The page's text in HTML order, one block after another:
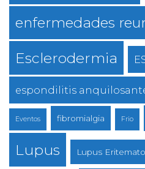
enfermedades
Esclerodermia
espondilitis
Eventos fibromialgia Frio
Lupus Lupus